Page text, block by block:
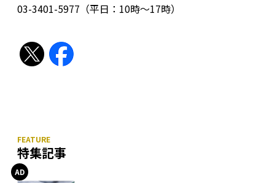
03-3401-5977（平日：10時～17時）
特集記事